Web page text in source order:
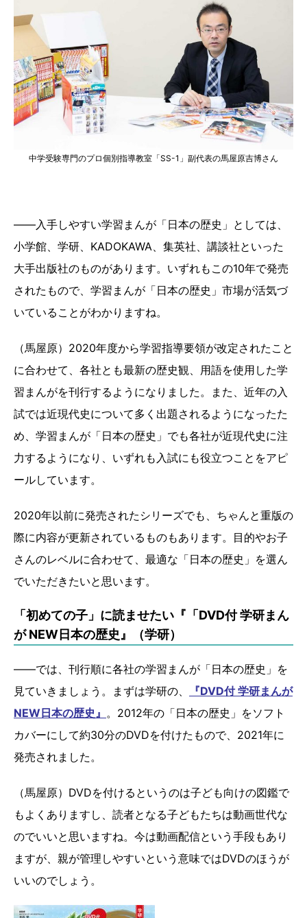
中学受験専門のプロ個別指導教室「SS-1」副代表の馬屋原吉博さん
――入手しやすい学習まんが「日本の歴史」としては、
小学館、学研、KADOKAWA、集英社、講談社といった
大手出版社のものがあります。いずれもこの10年で発売
されたもので、学習まんが「日本の歴史」市場が活気づ
いていることがわかりますね。
（馬屋原）2020年度から学習指導要領が改定されたこと
に合わせて、各社とも最新の歴史観、用語を使用した学
習まんがを刊行するようになりました。また、近年の入
試では近現代史について多く出題されるようになったた
め、学習まんが「日本の歴史」でも各社が近現代史に注
力するようになり、いずれも入試にも役立つことをアピ
ールしています。
2020年以前に発売されたシリーズでも、ちゃんと重版の
際に内容が更新されているものもあります。目的やお子
さんのレベルに合わせて、最適な「日本の歴史」を選ん
でいただきたいと思います。
「初めての子」に読ませたい『「DVD付 学研まん
が NEW日本の歴史』（学研）
――では、刊行順に各社の学習まんが「日本の歴史」を
見ていきましょう。まずは学研の、
『DVD付 学研まんが
NEW日本の歴史』 。2012年の「日本の歴史」をソフト
カバーにして約30分のDVDを付けたもので、2021年に
発売されました。
（馬屋原）DVDを付けるというのは子ども向けの図鑑で
もよくありますし、読者となる子どもたちは動画世代な
のでいいと思いますね。今は動画配信という手段もあり
ますが、親が管理しやすいという意味ではDVDのほうが
いいのでしょう。